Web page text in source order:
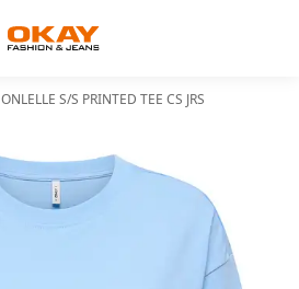
ONLELLE S/S PRINTED TEE CS JRS